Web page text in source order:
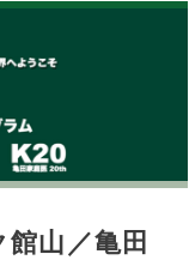
山／亀田